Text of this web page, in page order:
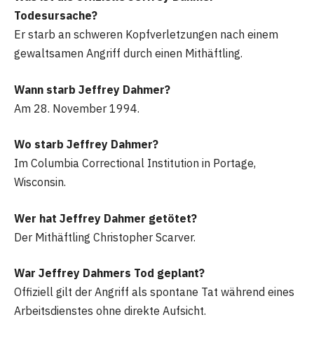
Todesursache?
Er starb an schweren Kopfverletzungen nach einem
gewaltsamen Angriff durch einen Mithäftling.
Wann starb Jeffrey Dahmer?
Am 28. November 1994.
Wo starb Jeffrey Dahmer?
Im Columbia Correctional Institution in Portage,
Wisconsin.
Wer hat Jeffrey Dahmer getötet?
Der Mithäftling Christopher Scarver.
War Jeffrey Dahmers Tod geplant?
Offiziell gilt der Angriff als spontane Tat während eines
Arbeitsdienstes ohne direkte Aufsicht.